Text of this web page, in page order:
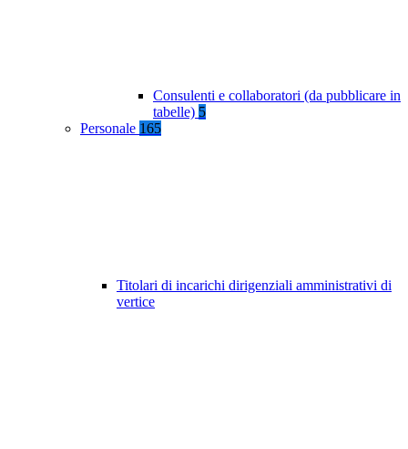
Consulenti e collaboratori (da pubblicare in
tabelle) 5
Personale 165
Titolari di incarichi dirigenziali amministrativi di
vertice